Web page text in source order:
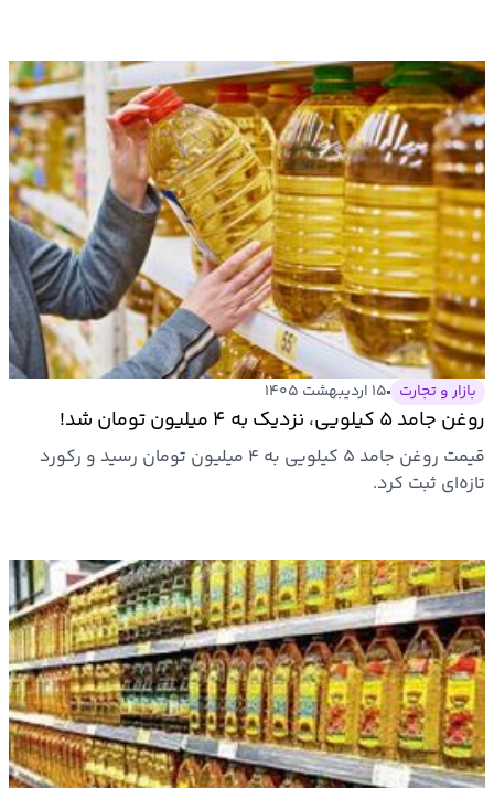
بازار و تجارت ۱۵ اردیبهشت ۱۴۰۵
روغن جامد ۵ کیلویی، نزدیک به ۴ میلیون تومان شد!
قیمت روغن جامد ۵ کیلویی به ۴ میلیون تومان رسید و رکورد
تازه‌ای ثبت کرد.